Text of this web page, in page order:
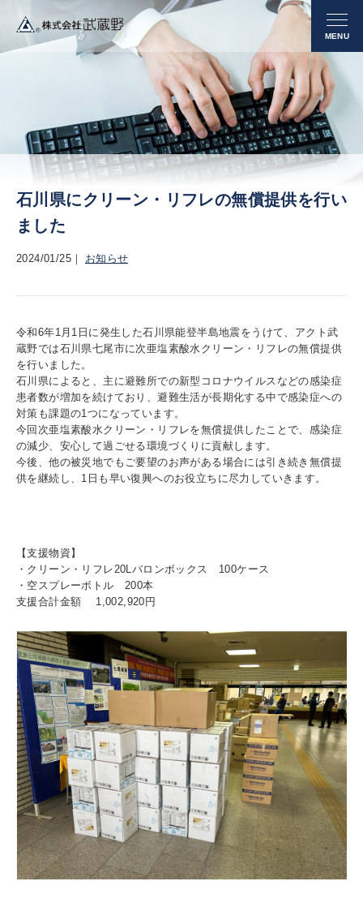
石川県にクリーン・リフレの無償提供を行い
ました
2024/01/25 お知らせ
令和6年1月1日に発生した石川県能登半島地震をうけて、アクト武
蔵野では石川県七尾市に次亜塩素酸水クリーン・リフレの無償提供
を行いました。
石川県によると、主に避難所での新型コロナウイルスなどの感染症
患者数が増加を続けており、避難生活が長期化する中で感染症への
対策も課題の1つになっています。
今回次亜塩素酸水クリーン・リフレを無償提供したことで、感染症
の減少、安心して過ごせる環境づくりに貢献します。
今後、他の被災地でもご要望のお声がある場合には引き続き無償提
供を継続し、1日も早い復興へのお役立ちに尽力していきます。
【支援物資】
・クリーン・リフレ20Lバロンボックス 100ケース
・空スプレーボトル 200本
支援合計金額 1,002,920円